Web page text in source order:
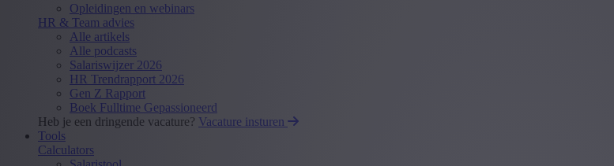
Opleidingen en webinars
HR & Team advies
Alle artikels
Alle podcasts
Salariswijzer 2026
HR Trendrapport 2026
Gen Z Rapport
Boek Fulltime Gepassioneerd
Heb je een dringende vacature? Vacature insturen
Tools
Calculators